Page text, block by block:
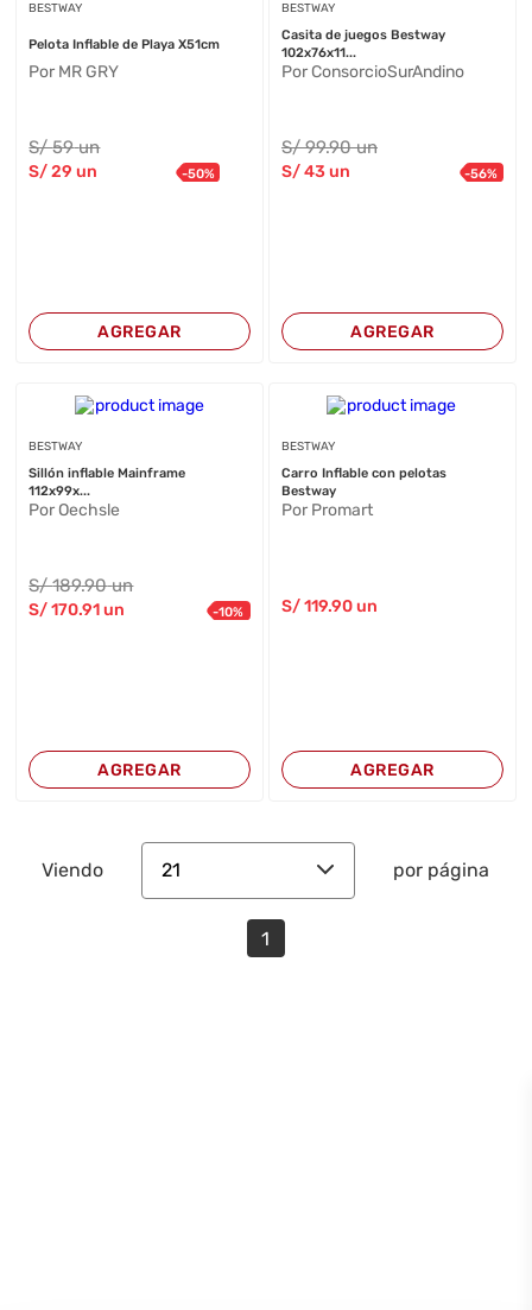
BESTWAY
Pelota Inflable de Playa X51cm
Por MR GRY
S/59 un
S/29 un -50%
AGREGAR
BESTWAY
Casita de juegos Bestway
102x76x11...
Por ConsorcioSurAndino
S/99.90 un
S/43un -56%
AGREGAR
BESTWAY
Sillón inflable Mainframe
112x99x...
Por Oechsle
S/189.90 un
S/170.91 un -10%
AGREGAR
BESTWAY
Carro Inflable con pelotas
Bestway
Por Promart
S/119.90un
AGREGAR
Viendo 21 por página
1